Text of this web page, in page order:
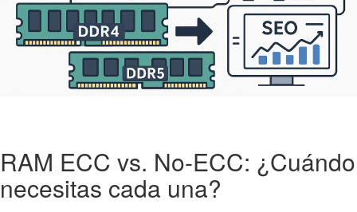
RAM ECC vs. No-ECC: ¿Cuándo
necesitas cada una?